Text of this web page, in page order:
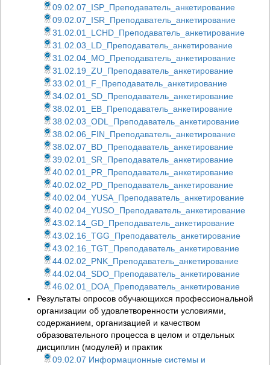
09.02.07_ISP_Преподаватель_анкетирование
09.02.07_ISR_Преподаватель_анкетирование
31.02.01_LCHD_Преподаватель_анкетирование
31.02.03_LD_Преподаватель_анкетирование
31.02.04_MO_Преподаватель_анкетирование
31.02.19_ZU_Преподаватель_анкетирование
33.02.01_F_Преподаватель_анкетирование
34.02.01_SD_Преподаватель_анкетирование
38.02.01_EB_Преподаватель_анкетирование
38.02.03_ODL_Преподаватель_анкетирование
38.02.06_FIN_Преподаватель_анкетирование
38.02.07_BD_Преподаватель_анкетирование
39.02.01_SR_Преподаватель_анкетирование
40.02.01_PR_Преподаватель_анкетирование
40.02.02_PD_Преподаватель_анкетирование
40.02.04_YUSA_Преподаватель_анкетирование
40.02.04_YUSO_Преподаватель_анкетирование
43.02.14_GD_Преподаватель_анкетирование
43.02.16_TGG_Преподаватель_анкетирование
43.02.16_TGT_Преподаватель_анкетирование
44.02.02_PNK_Преподаватель_анкетирование
44.02.04_SDO_Преподаватель_анкетирование
46.02.01_DOA_Преподаватель_анкетирование
Результаты опросов обучающихся профессиональной
организации об удовлетворенности условиями,
содержанием, организацией и качеством
образовательного процесса в целом и отдельных
дисциплин (модулей) и практик
09.02.07 Информационные системы и